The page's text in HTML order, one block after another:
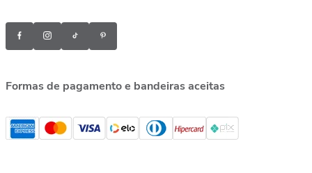
Formas de pagamento e bandeiras aceitas